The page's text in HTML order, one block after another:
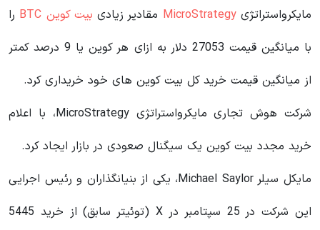
مایکرواستراتژیMicroStrategy مقادیر زیادی بیت کوین BTC
را
با میانگین قیمت 27053 دلار به ازای هر کوین یا 9 درصد کمتر
از میانگین قیمت خرید کل بیت کوین های خود خریداری کرد.
شرکت هوش تجاری مایکرواستراتژی MicroStrategy، با اعلام
خرید مجدد بیت کوین یک سیگنال صعودی در بازار ایجاد کرد.
مایکل سیلر Michael Saylor، یکی از بنیانگذاران و رئیس اجرایی
این شرکت در 25 سپتامبر در X (توئیتر سابق) از خرید 5445